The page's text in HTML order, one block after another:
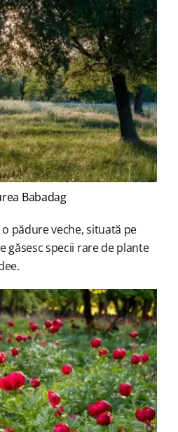
Babadag
pădure veche, situată pe
găsesc specii rare de plante